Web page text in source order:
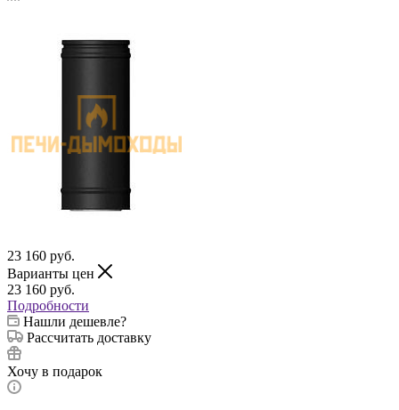
23 160 руб.
Варианты цен
23 160 руб.
Подробности
Нашли дешевле?
Рассчитать доставку
Хочу в подарок